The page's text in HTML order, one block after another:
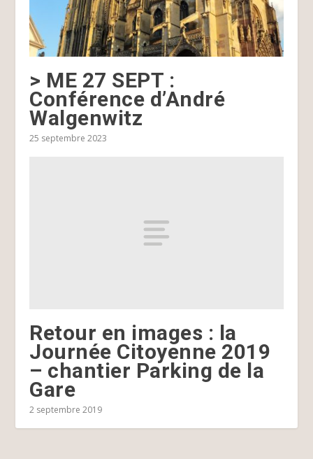
> ME 27 SEPT :
Conférence d’André
Walgenwitz
25 septembre 2023
Retour en images : la
Journée Citoyenne 2019
– chantier Parking de la
Gare
2 septembre 2019